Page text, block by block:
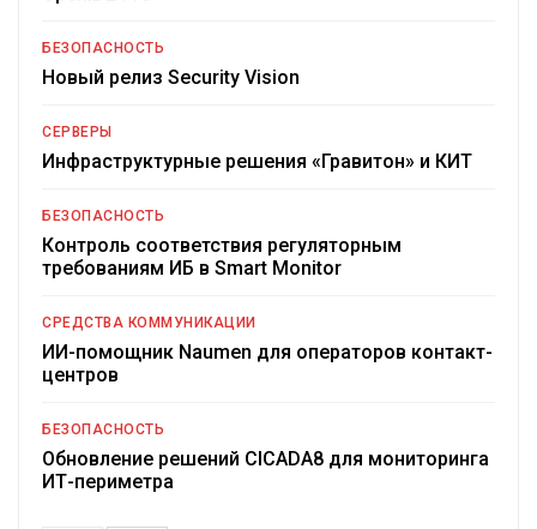
БЕЗОПАСНОСТЬ
Новый релиз Security Vision
СЕРВЕРЫ
Инфраструктурные решения «Гравитон» и КИТ
БЕЗОПАСНОСТЬ
Контроль соответствия регуляторным
требованиям ИБ в Smart Monitor
СРЕДСТВА КОММУНИКАЦИИ
ИИ-помощник Naumen для операторов контакт-
центров
БЕЗОПАСНОСТЬ
Обновление решений CICADA8 для мониторинга
ИТ-периметра